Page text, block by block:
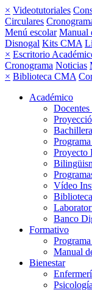
× Videotutoriales
Circulares
Menú escolar Manual
Disnogal Kits CMA
× Escritorio
Cronograma Noticias
× Biblioteca CMA
Académico
Proyecto
Vídeo
Banco
Formativo
Manual
Bienestar
Psicología